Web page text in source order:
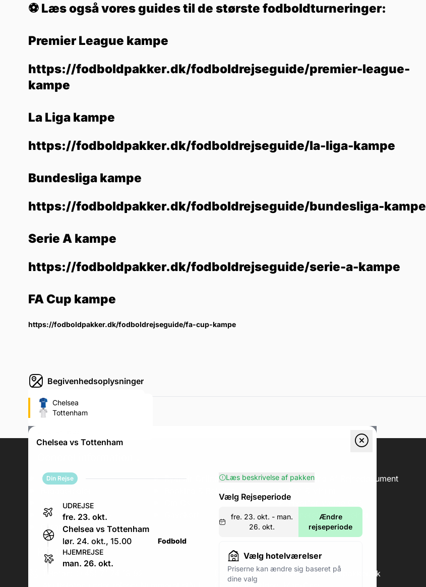
⚽ Læs også vores guides til de største fodboldturneringer:
Premier League kampe
https://fodboldpakker.dk/fodboldrejseguide/premier-league-
kampe
La Liga kampe
https://fodboldpakker.dk/fodboldrejseguide/la-liga-kampe
Bundesliga kampe
https://fodboldpakker.dk/fodboldrejseguide/bundesliga-kampe
Serie A kampe
https://fodboldpakker.dk/fodboldrejseguide/serie-a-kampe
FA Cup kampe
https://fodboldpakker.dk/fodboldrejseguide/fa-cup-kampe
Begivenhedsoplysninger
Stamford Bridge (Chelsea's
fodboldstadion)
Chelsea
Tottenham
Chelsea vs Tottenham
Din Rejse
UDREJSE
fre. 23. okt.
Chelsea vs Tottenham
lør. 24. okt., 15.00
Fodbold
HJEMREJSE
man. 26. okt.
Læs beskrivelse af pakken
Vælg Rejseperiode
fre. 23. okt. - man.
26. okt.
Ændre
rejseperiode
Vælg hotelværelser
Priserne kan ændre sig baseret på
dine valg
Erhverv Ryanair Online Verification
Forklaring Af Rejsedokument
Hvorfor Vælge Os?
Fodboldrejseguide
Generelle Betingelser
Garantier & Forsikringer
Kontakt os.
Email: kundeservice@fodboldpakker.dk